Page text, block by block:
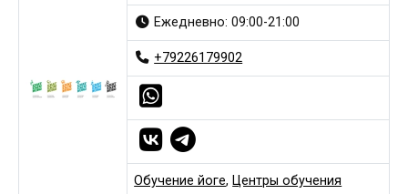
Ежедневно: 09:00-21:00
+79226179902
Обучение йоге, Центры обучения